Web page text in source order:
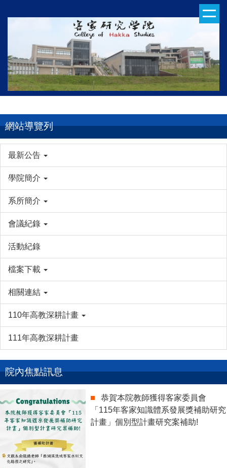
到
內
容
區
網站導覽列
最新公告
學院簡介
系所簡介
會議紀錄
活動紀錄
檔案下載
相關連結
110年高教深耕計畫
111年高教深耕計畫
院內焦點訊息
恭賀本院教師獲得客家委員會
「115年客家知識體系發展獎補助研究
計畫」個別型計畫研究案補助!